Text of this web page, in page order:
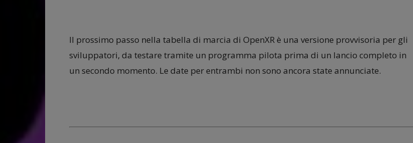
Il prossimo passo nella tabella di marcia di OpenXR è una versione provvisoria per gli
sviluppatori, da testare tramite un programma pilota prima di un lancio completo in
un secondo momento. Le date per entrambi non sono ancora state annunciate.